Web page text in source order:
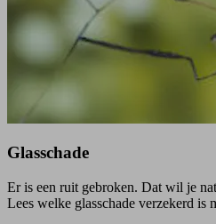
Glasschade
Er is een ruit gebroken. Dat wil je
Lees welke glasschade verzekerd is